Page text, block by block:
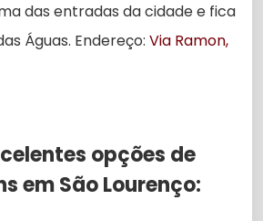
das entradas da cidade e fica
Águas. Endereço: Via Ramon,
opções de
em São Lourenço: